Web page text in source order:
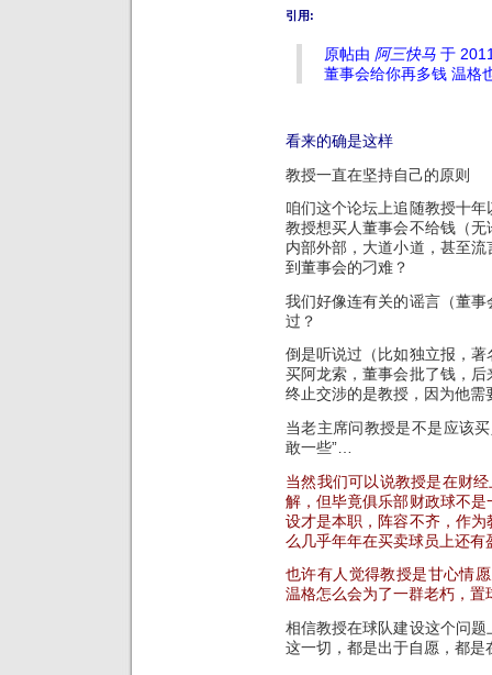
引用:
原帖由 阿三快马 于
董事会给你再多钱 温格
看来的确是这样
教授一直在坚持自己的原则
咱们这个论坛上追随教授十
教授想买人董事会不给钱（
内部外部，大道小道，甚至
到董事会的刁难？
我们好像连有关的谣言（董
过？
倒是听说过（比如独立报，
买阿龙索，董事会批了钱，
终止交涉的是教授，因为他需
当老主席问教授是不是应该
敢一些”…
当然我们可以说教授是在财
解，但毕竟俱乐部财政球不
设才是本职，阵容不齐，作
么几乎年年在买卖球员上还有
也许有人觉得教授是甘心情
温格怎么会为了一群老朽，置
相信教授在球队建设这个问
这一切，都是出于自愿，都是